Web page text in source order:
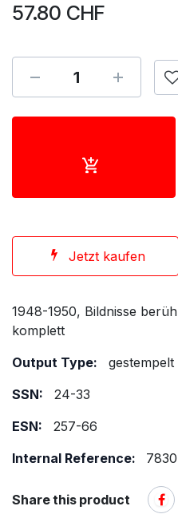
57.80 CHF
Jetzt kaufen
1948-1950, Bildnisse
komplett
Output Type:
gestempelt
SSN:
24-33
ESN:
257-66
Internal Reference:
Share this product